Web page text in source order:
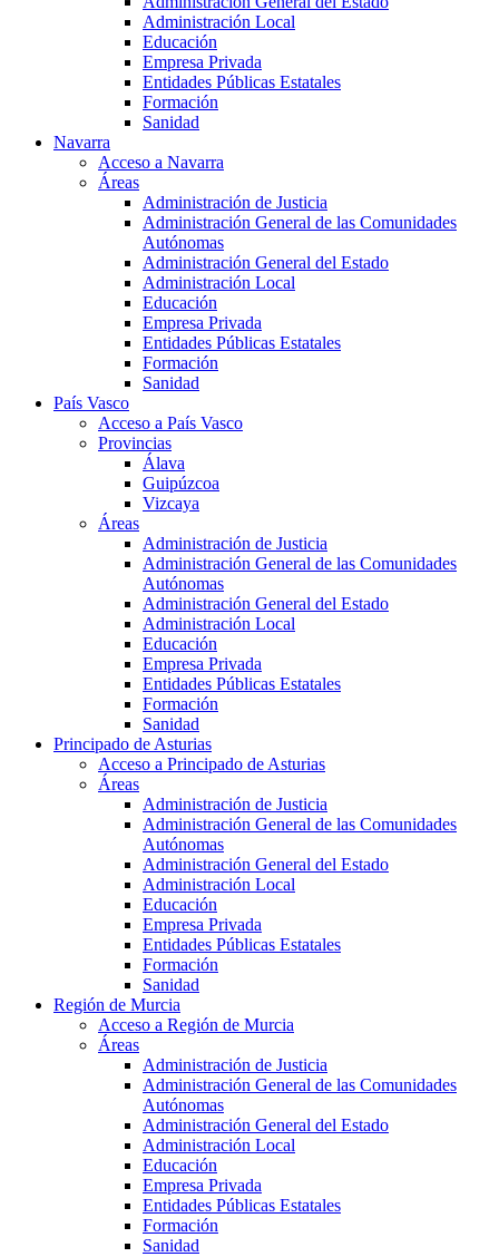
Administración Local
Educación
Empresa Privada
Entidades Públicas Estatales
Formación
Sanidad
Navarra
Acceso a Navarra
Áreas
Administración de Justicia
Administración General de las Comunidades
Autónomas
Administración General del Estado
Administración Local
Educación
Empresa Privada
Entidades Públicas Estatales
Formación
Sanidad
País Vasco
Acceso a País Vasco
Provincias
Álava
Guipúzcoa
Vizcaya
Áreas
Administración de Justicia
Administración General de las Comunidades
Autónomas
Administración General del Estado
Administración Local
Educación
Empresa Privada
Entidades Públicas Estatales
Formación
Sanidad
Principado de Asturias
Acceso a Principado de Asturias
Áreas
Administración de Justicia
Administración General de las Comunidades
Autónomas
Administración General del Estado
Administración Local
Educación
Empresa Privada
Entidades Públicas Estatales
Formación
Sanidad
Región de Murcia
Acceso a Región de Murcia
Áreas
Administración de Justicia
Administración General de las Comunidades
Autónomas
Administración General del Estado
Administración Local
Educación
Empresa Privada
Entidades Públicas Estatales
Formación
Sanidad